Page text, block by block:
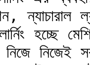
ন্যাচারাল
হচ্ছে
নিজে নিজেই